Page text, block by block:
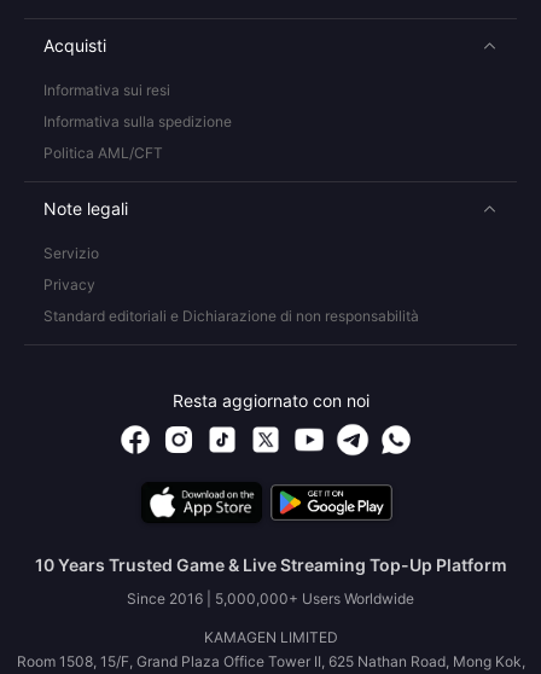
Acquisti
Informativa sui resi
Informativa sulla spedizione
Politica AML/CFT
Note legali
Servizio
Privacy
Standard editoriali e Dichiarazione di non responsabilità
Resta aggiornato con noi
10 Years Trusted Game & Live Streaming Top-Up Platform
Since 2016 | 5,000,000+ Users Worldwide
KAMAGEN LIMITED
Room 1508, 15/F, Grand Plaza Office Tower II, 625 Nathan Road, Mong Kok,